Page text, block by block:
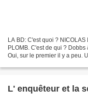
LA BD: C'est quoi ? NICOLAS
PLOMB. C'est de qui ?
Oui, sur le premier il y a peu.
L' enquêteur et la sorcière /